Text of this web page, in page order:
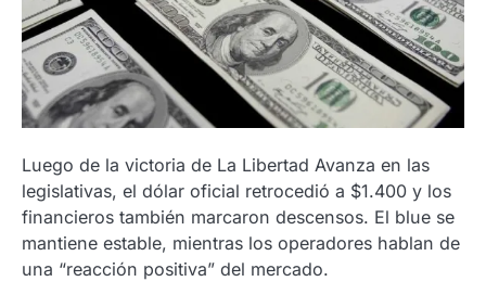
Luego de la victoria de La Libertad Avanza en las
legislativas, el dólar oficial retrocedió a $1.400 y los
financieros también marcaron descensos. El blue se
mantiene estable, mientras los operadores hablan de
una “reacción positiva” del mercado.